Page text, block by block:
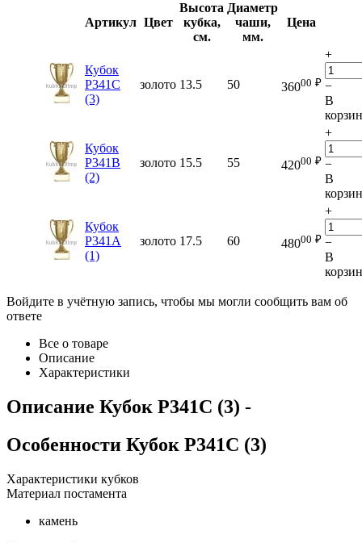
Артикул Цвет
Высота
кубка,
см.
Диаметр
чаши,
мм.
Цена
Кубок
P341C
(3)
золото 13.5 50 36000 ₽
+
−
В
Кубок
P341B
(2)
золото 15.5 55 42000 ₽
+
−
В
Кубок
P341A
(1)
золото 17.5 60 48000 ₽
+
−
В
Войдите в учётную запись, чтобы мы могли сообщить вам об
ответе
Все о товаре
Описание
Характеристики
Описание Кубок P341C (3) -
Особенности Кубок P341C (3)
Характеристики кубков
Материал постамента
камень